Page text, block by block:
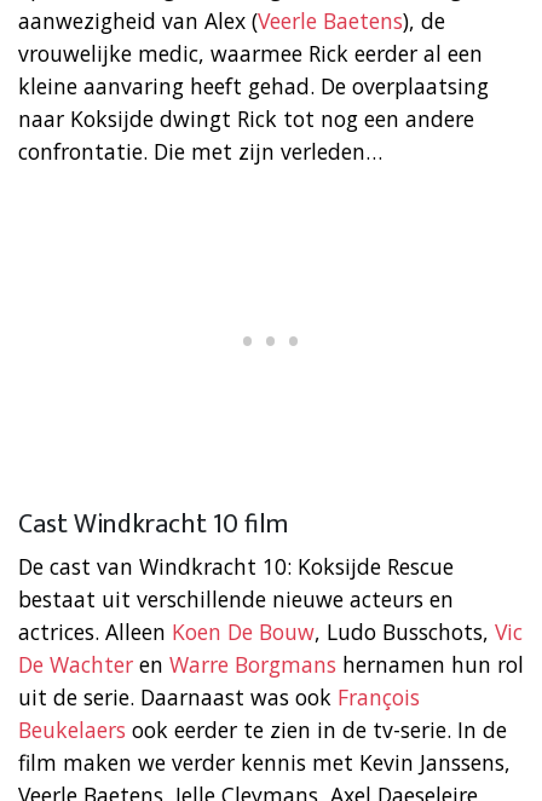
aanwezigheid van Alex (Veerle Baetens), de
vrouwelijke medic, waarmee Rick eerder al een
kleine aanvaring heeft gehad. De overplaatsing
naar Koksijde dwingt Rick tot nog een andere
confrontatie. Die met zijn verleden…
Cast Windkracht 10 film
De cast van Windkracht 10: Koksijde Rescue
bestaat uit verschillende nieuwe acteurs en
actrices. Alleen Koen De Bouw, Ludo Busschots, Vic
De Wachter en Warre Borgmans hernamen hun rol
uit de serie. Daarnaast was ook François
Beukelaers ook eerder te zien in de tv-serie. In de
film maken we verder kennis met Kevin Janssens,
Veerle Baetens, Jelle Cleymans, Axel Daeseleire,